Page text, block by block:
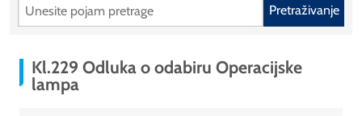
Pretraživanje
Kl.229 Odluka o odabiru Operacijske
lampa